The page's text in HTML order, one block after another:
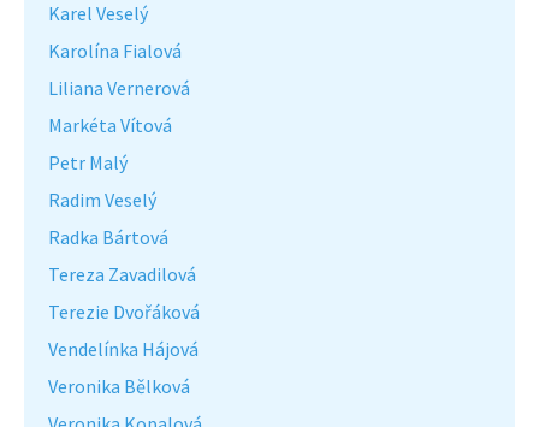
Karel Veselý
Karolína Fialová
Liliana Vernerová
Markéta Vítová
Petr Malý
Radim Veselý
Radka Bártová
Tereza Zavadilová
Terezie Dvořáková
Vendelínka Hájová
Veronika Bělková